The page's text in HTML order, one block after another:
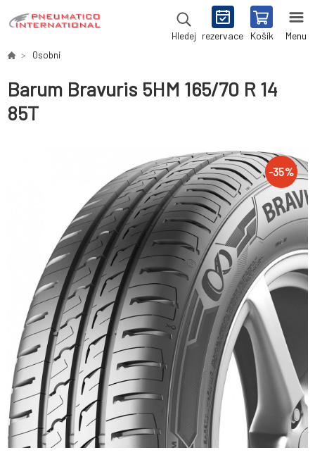
Hledej rezervace Košík Menu
Osobní
Barum Bravuris 5HM 165/70 R 14
85T
-35%